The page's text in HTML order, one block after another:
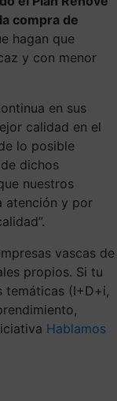
compra de
hagan que
y con menor
en sus
calidad en el
lo posible
dichos
nuestros
atención y por
vascas de
propios. Si tu
temáticas (I+D+i,
Hablamos